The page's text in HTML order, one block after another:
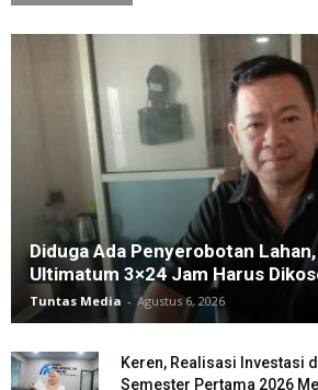
Diduga Ada Penyerobotan
Ultimatum 3×24 Jam Harus
Tuntas Media - Agustus 6, 2026
Keren, Realisasi Investasi
Semester Pertama 2026